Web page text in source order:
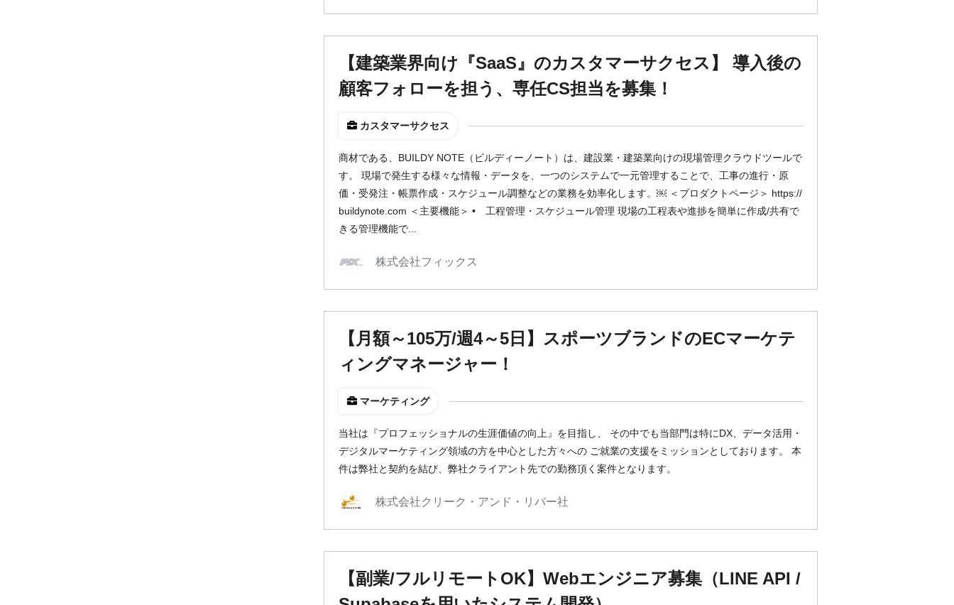
【建築業界向け『SaaS』のカスタマーサクセス】 導入後の
顧客フォローを担う、専任CS担当を募集！
カスタマーサクセス
商材である、BUILDY NOTE（ビルディーノート）は、建設業・建築業向けの現場管理クラウドツールで
す。 現場で発生する様々な情報・データを、一つのシステムで一元管理することで、工事の進行・原
価・受発注・帳票作成・スケジュール調整などの業務を効率化します。￼ ＜プロダクトページ＞ https://
buildynote.com ＜主要機能＞ • 工程管理・スケジュール管理 現場の工程表や進捗を簡単に作成/共有で
きる管理機能で...
株式会社フィックス
【月額～105万/週4～5日】スポーツブランドのECマーケテ
ィングマネージャー！
マーケティング
当社は『プロフェッショナルの生涯価値の向上』を目指し、 その中でも当部門は特にDX、データ活用・
デジタルマーケティング領域の方を中心とした方々への ご就業の支援をミッションとしております。 本
件は弊社と契約を結び、弊社クライアント先での勤務頂く案件となります。
株式会社クリーク・アンド・リバー社
【副業/フルリモートOK】Webエンジニア募集（LINE API /